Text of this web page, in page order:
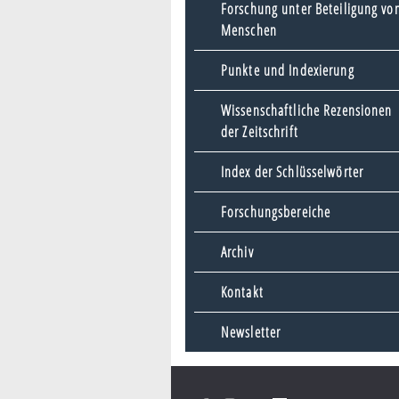
Forschung unter Beteiligung
Menschen
Punkte und Indexierung
Wissenschaftliche Rezensionen
der Zeitschrift
Index der Schlüsselwörter
Forschungsbereiche
Archiv
Kontakt
Newsletter